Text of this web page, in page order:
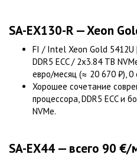
SA-EX130-R — Xeon
FI / Intel Xeon Gold 5412U
DDR5 ECC / 2x3.84 TB
евро/месяц (≈ 20 670 ₽), 0
Хорошее сочетание
процессора, DDR5 ECC и
NVMe.
SA-EX44 — всего 90 €/